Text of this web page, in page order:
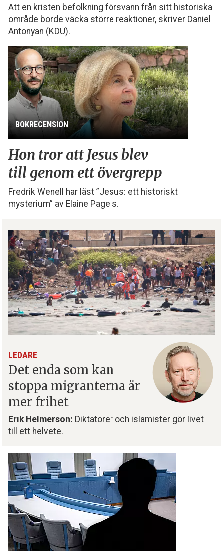
Att en kristen befolkning försvann från sitt histo­riska
område borde väcka större reaktioner, skriver Daniel
Antonyan (KDU).
BOKRECENSION
Hon tror att Jesus blev
till genom ett övergrepp
Fredrik Wenell har läst ”Jesus: ett historiskt
mysterium” av Elaine Pagels.
LEDARE
Det enda som kan
stoppa migranterna är
mer frihet
Erik Helmerson: Diktatorer och islamister gör livet
till ett helvete.